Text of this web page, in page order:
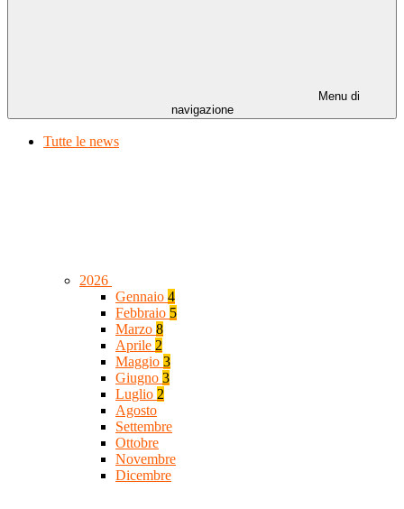
Menu di
navigazione
Tutte le news
2026
Gennaio 4
Febbraio 5
Marzo 8
Aprile 2
Maggio 3
Giugno 3
Luglio 2
Agosto
Settembre
Ottobre
Novembre
Dicembre